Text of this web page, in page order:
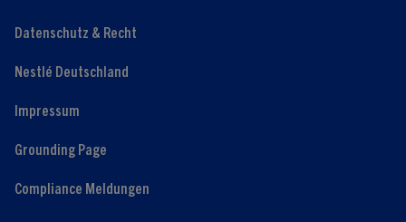
Datenschutz & Recht
Nestlé Deutschland
Impressum
Grounding Page
Compliance Meldungen